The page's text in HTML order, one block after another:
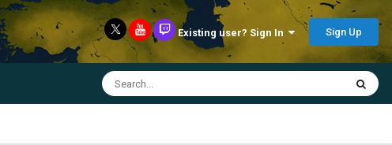
Existing user? Sign In Sign Up